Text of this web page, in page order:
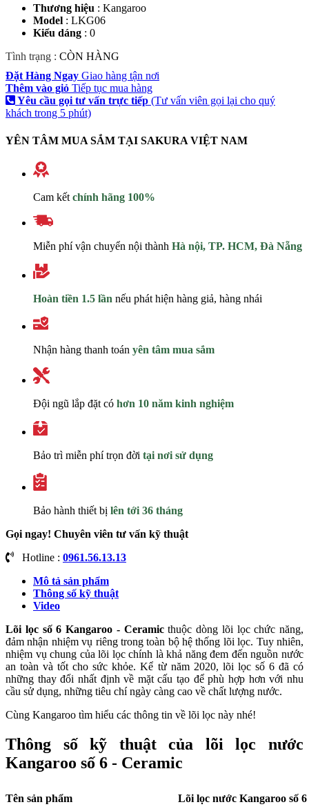
Thương hiệu : Kangaroo
Model : LKG06
Kiểu dáng : 0
Tình trạng : CÒN HÀNG
Đặt Hàng Ngay Giao hàng tận nơi
Thêm vào giỏ Tiếp tục mua hàng
Yêu cầu gọi tư vấn trực tiếp (Tư vấn viên gọi lại cho quý
khách trong 5 phút)
YÊN TÂM MUA SẮM TẠI SAKURA VIỆT NAM
Cam kết chính hãng 100%
Miễn phí vận chuyển nội thành Hà nội, TP. HCM, Đà Nẵng
Hoàn tiền 1.5 lần nếu phát hiện hàng giả, hàng nhái
Nhận hàng thanh toán yên tâm mua sắm
Đội ngũ lắp đặt có hơn 10 năm kinh nghiệm
Bảo trì miễn phí trọn đời tại nơi sử dụng
Bảo hành thiết bị lên tới 36 tháng
Gọi ngay! Chuyên viên tư vấn kỹ thuật
Hotline : 0961.56.13.13
Mô tả sản phẩm
Thông số kỹ thuật
Video
Lõi lọc số 6 Kangaroo - Ceramic thuộc dòng lõi lọc chức năng,
đảm nhận nhiệm vụ riêng trong toàn bộ hệ thống lõi lọc. Tuy nhiên,
nhiệm vụ chung của lõi lọc chính là khả năng đem đến nguồn nước
an toàn và tốt cho sức khỏe. Kể từ năm 2020, lõi lọc số 6 đã có
những thay đổi nhất định về mặt cấu tạo để phù hợp hơn với nhu
cầu sử dụng, những tiêu chí ngày càng cao về chất lượng nước.
Cùng Kangaroo tìm hiểu các thông tin về lõi lọc này nhé!
Thông số kỹ thuật của lõi lọc nước
Kangaroo số 6 - Ceramic
Tên sản phẩm Lõi lọc nước Kangaroo số 6